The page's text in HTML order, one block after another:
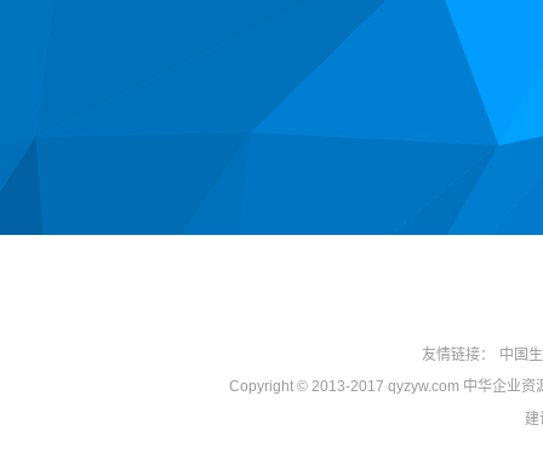
友情链接：
中国
Copyright © 2013-2017 qyzyw.com 中华企业资